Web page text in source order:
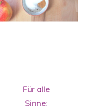
Next
Post:
Für alle
Sinne: